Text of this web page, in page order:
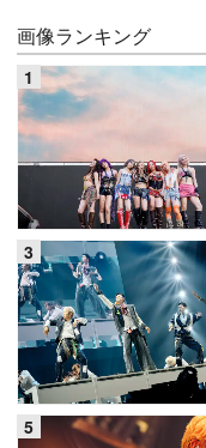
画像ランキング